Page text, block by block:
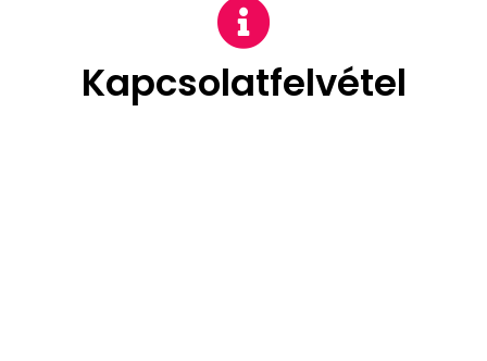
Kapcsolatfelvétel